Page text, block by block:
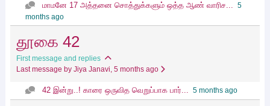
மாமனே 17 அத்தனை சொத்துக்களும் ஒத்த ஆண் வாரிச... 5
months ago
தூகை 42
First message and replies
Last message by Jiya Janavi, 5 months ago
42 இன்று..! காரை ஒருவித வெறுப்பாக பார்... 5 months ago